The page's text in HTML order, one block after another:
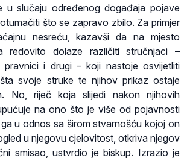
u slučaju određenog događaja pojave
što se zapravo zbilo. Za primjer
nesreću, kazavši da na mjesto
redovito dolaze različiti stručnjaci –
pravnici i drugi – koji nastoje osvijetliti
svoje struke te njihov prikaz ostaje
No, riječ koja slijedi nakon njihovih
na ono što je više od pojavnosti
u odnos sa širom stvarnošću kojoj on
u njegovu cjelovitost, otkriva njegov
smisao, ustvrdio je biskup. Izrazio je